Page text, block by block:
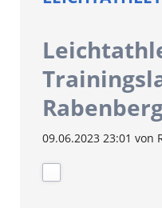
09.06.2023 23:01 von